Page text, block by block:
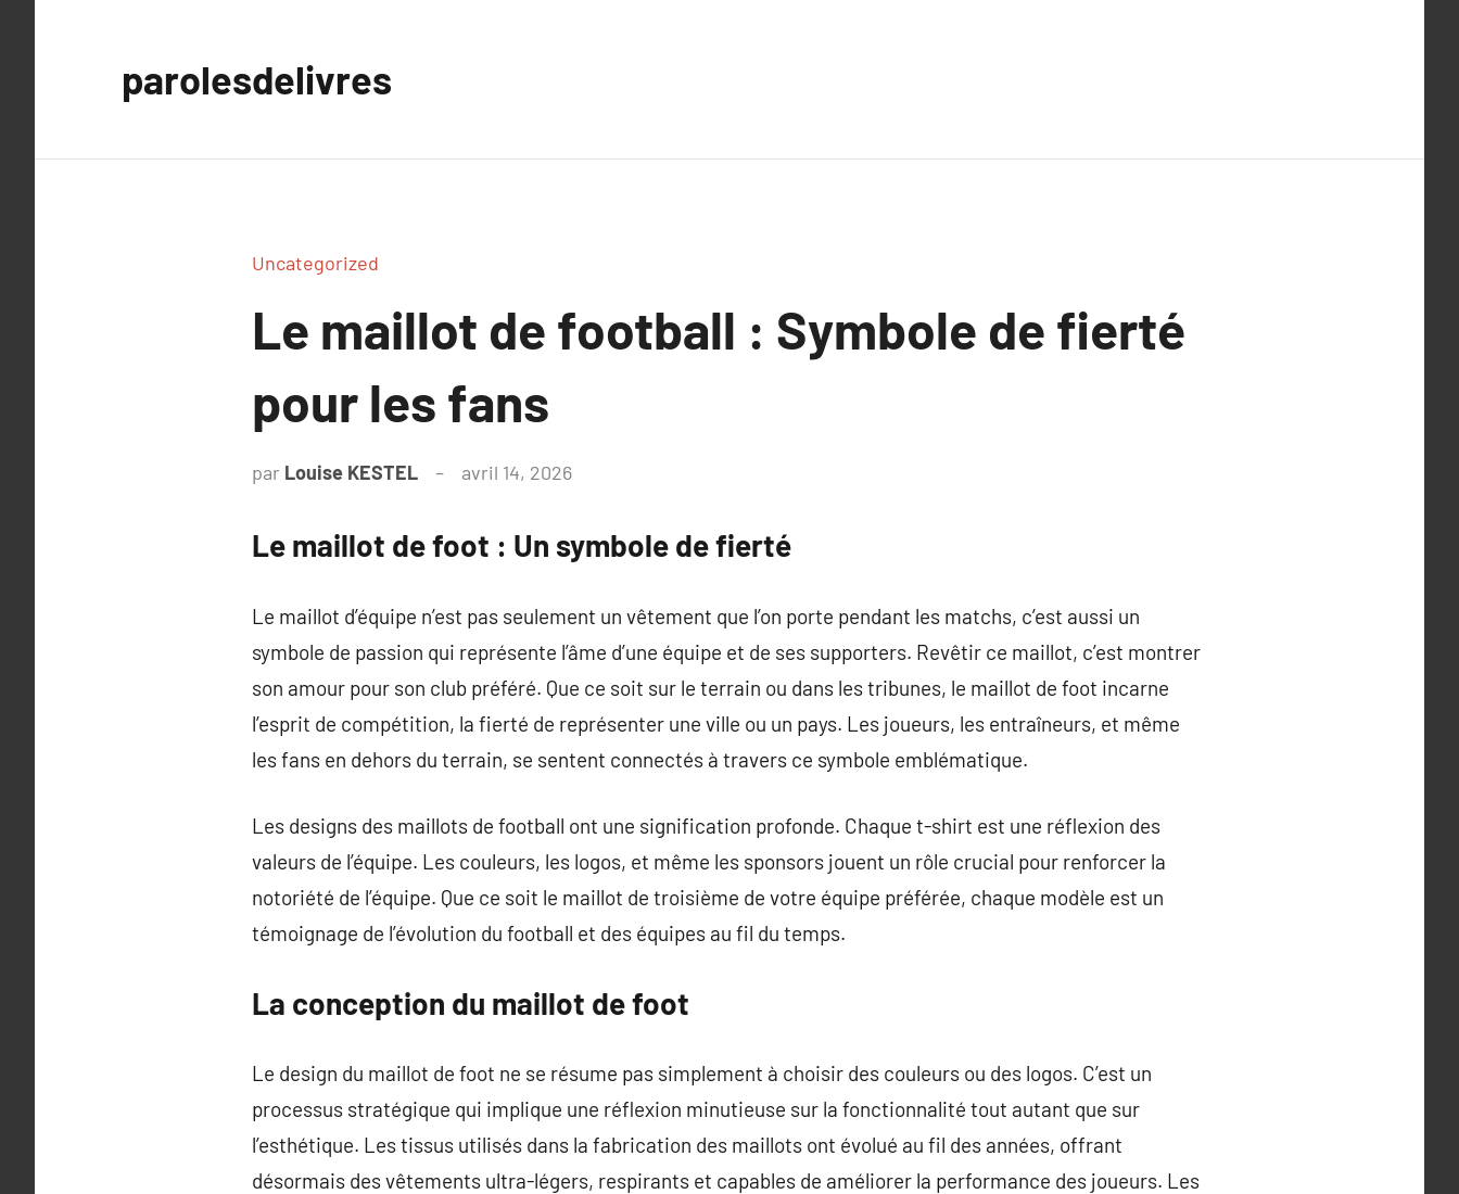
parolesdelivres
Uncategorized
Le maillot de football : Symbole de fierté
pour les fans
par Louise KESTEL avril 14, 2026
Le maillot de foot : Un symbole de fierté
Le maillot d’équipe n’est pas seulement un vêtement que l’on porte pendant les matchs, c’est aussi un
symbole de passion qui représente l’âme d’une équipe et de ses supporters. Revêtir ce maillot, c’est montrer
son amour pour son club préféré. Que ce soit sur le terrain ou dans les tribunes, le maillot de foot incarne
l’esprit de compétition, la fierté de représenter une ville ou un pays. Les joueurs, les entraîneurs, et même
les fans en dehors du terrain, se sentent connectés à travers ce symbole emblématique.
Les designs des maillots de football ont une signification profonde. Chaque t-shirt est une réflexion des
valeurs de l’équipe. Les couleurs, les logos, et même les sponsors jouent un rôle crucial pour renforcer la
notoriété de l’équipe. Que ce soit le maillot de troisième de votre équipe préférée, chaque modèle est un
témoignage de l’évolution du football et des équipes au fil du temps.
La conception du maillot de foot
Le design du maillot de foot ne se résume pas simplement à choisir des couleurs ou des logos. C’est un
processus stratégique qui implique une réflexion minutieuse sur la fonctionnalité tout autant que sur
l’esthétique. Les tissus utilisés dans la fabrication des maillots ont évolué au fil des années, offrant
désormais des vêtements ultra-légers, respirants et capables de améliorer la performance des joueurs. Les